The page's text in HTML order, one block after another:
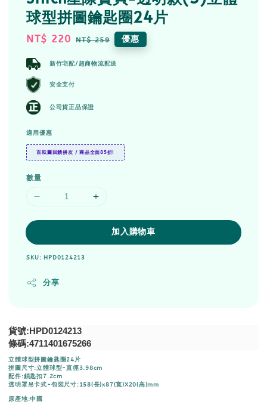
球型拼圖鑰匙圈24片
Sale
NT$ 220 Regular
NT$ 259 優惠
新竹宅配/超商物流配送
安全支付
公司貨正品保證
適用優惠
百耘圖回饋拼友 / 商品全面85折!
數量
加入購物車
SKU: HPD0124213
分享
貨號:HPD0124213
條碼:4711401675266
立體球型拼圖鑰匙圈24片
拼圖尺寸:立體球型-直徑3.98cm
配件:鎖匙扣7.2cm
透明罩吊卡式-包裝尺寸:158(長)x87(寬)X20(高)mm
原產地:中國